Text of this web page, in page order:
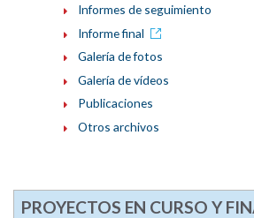
Informes de seguimiento
Informe final
Galería de fotos
Galería de vídeos
Publicaciones
Otros archivos
PROYECTOS EN CURSO Y